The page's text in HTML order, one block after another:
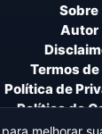
Sobre
Autor
Termos de
Política de
Política de
Política
melhorar